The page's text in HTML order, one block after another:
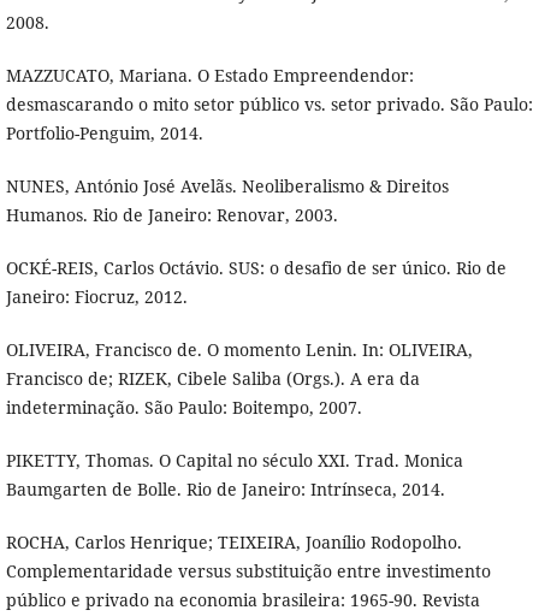
2008.
MAZZUCATO, Mariana. O Estado Empreendendor:
desmascarando o mito setor público vs. setor privado. São Paulo:
Portfolio-Penguim, 2014.
NUNES, António José Avelãs. Neoliberalismo & Direitos
Humanos. Rio de Janeiro: Renovar, 2003.
OCKÉ-REIS, Carlos Octávio. SUS: o desafio de ser único. Rio de
Janeiro: Fiocruz, 2012.
OLIVEIRA, Francisco de. O momento Lenin. In: OLIVEIRA,
Francisco de; RIZEK, Cibele Saliba (Orgs.). A era da
indeterminação. São Paulo: Boitempo, 2007.
PIKETTY, Thomas. O Capital no século XXI. Trad. Monica
Baumgarten de Bolle. Rio de Janeiro: Intrínseca, 2014.
ROCHA, Carlos Henrique; TEIXEIRA, Joanílio Rodopolho.
Complementaridade versus substituição entre investimento
público e privado na economia brasileira: 1965-90. Revista